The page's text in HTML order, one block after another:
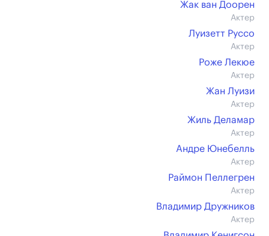
Жак ван Доорен
Актер
Луизетт Руссо
Актер
Роже Лекюе
Актер
Жан Луизи
Актер
Жиль Деламар
Актер
Андре Юнебелль
Актер
Раймон Пеллегрен
Актер
Владимир Дружников
Актер